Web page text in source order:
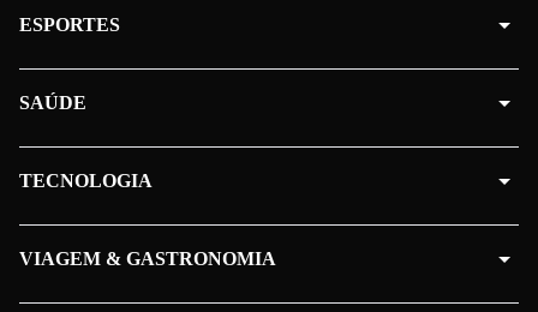
ESPORTES
SAÚDE
TECNOLOGIA
VIAGEM & GASTRONOMIA